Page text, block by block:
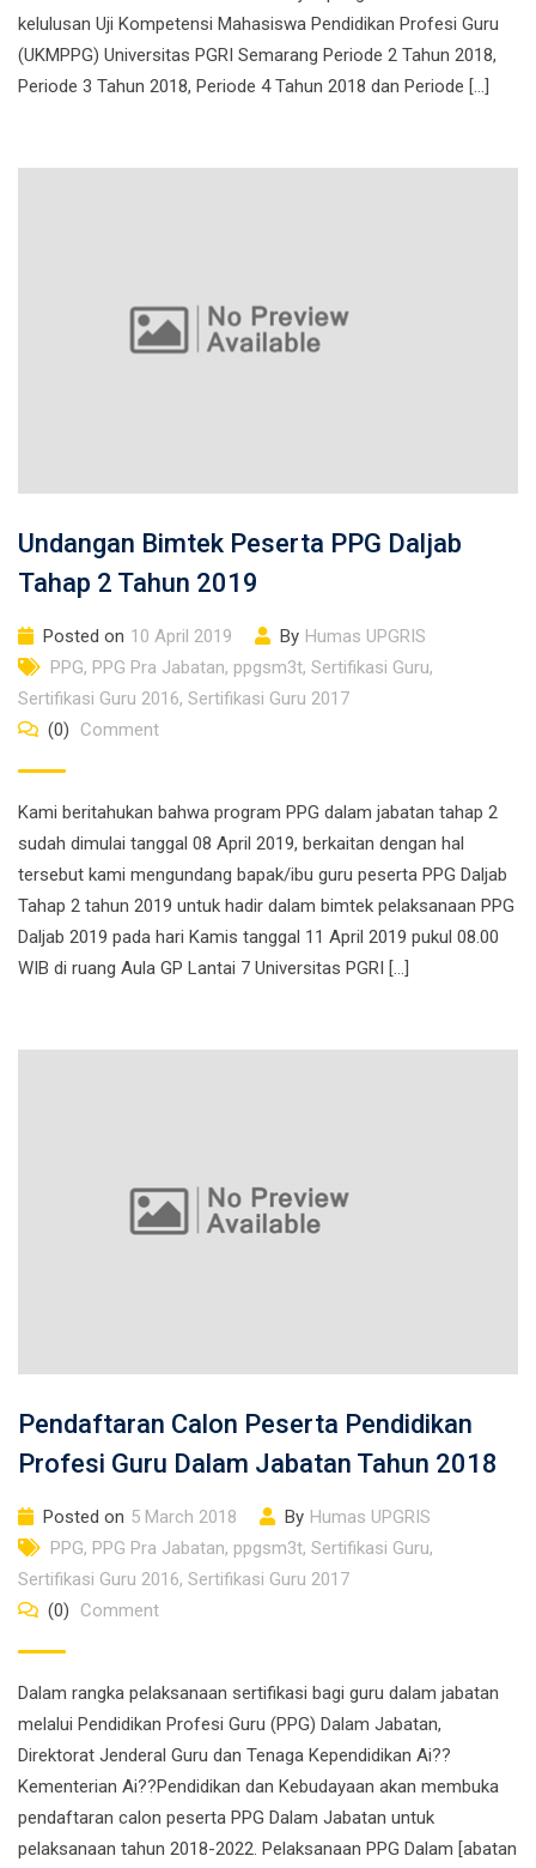
kelulusan Uji Kompetensi Mahasiswa Pendidikan Profesi Guru
(UKMPPG) Universitas PGRI Semarang Periode 2 Tahun 2018,
Periode 3 Tahun 2018, Periode 4 Tahun 2018 dan Periode […]
Undangan Bimtek Peserta PPG Daljab
Tahap 2 Tahun 2019
Posted on 10 April 2019 By Humas UPGRIS
PPG, PPG Pra Jabatan, ppgsm3t, Sertifikasi Guru,
Sertifikasi Guru 2016, Sertifikasi Guru 2017
(0)
Comment
Kami beritahukan bahwa program PPG dalam jabatan tahap 2
sudah dimulai tanggal 08 April 2019, berkaitan dengan hal
tersebut kami mengundang bapak/ibu guru peserta PPG Daljab
Tahap 2 tahun 2019 untuk hadir dalam bimtek pelaksanaan PPG
Daljab 2019 pada hari Kamis tanggal 11 April 2019 pukul 08.00
WIB di ruang Aula GP Lantai 7 Universitas PGRI […]
Pendaftaran Calon Peserta Pendidikan
Profesi Guru Dalam Jabatan Tahun 2018
Posted on 5 March 2018 By Humas UPGRIS
PPG, PPG Pra Jabatan, ppgsm3t, Sertifikasi Guru,
Sertifikasi Guru 2016, Sertifikasi Guru 2017
(0)
Comment
Dalam rangka pelaksanaan sertifikasi bagi guru dalam jabatan
melalui Pendidikan Profesi Guru (PPG) Dalam Jabatan,
Direktorat Jenderal Guru dan Tenaga Kependidikan Ai??
Kementerian Ai??Pendidikan dan Kebudayaan akan membuka
pendaftaran calon peserta PPG Dalam Jabatan untuk
pelaksanaan tahun 2018-2022. Pelaksanaan PPG Dalam [abatan